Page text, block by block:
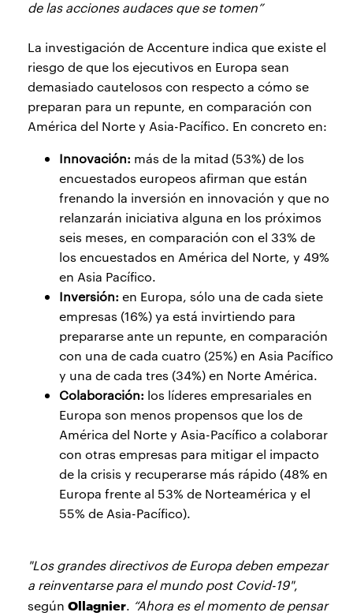
de las acciones audaces que se tomen”
La investigación de Accenture indica que existe el
riesgo de que los ejecutivos en Europa sean
demasiado cautelosos con respecto a cómo se
preparan para un repunte, en comparación con
América del Norte y Asia-Pacífico. En concreto en:
Innovación: más de la mitad (53%) de los
encuestados europeos afirman que están
frenando la inversión en innovación y que no
relanzarán iniciativa alguna en los próximos
seis meses, en comparación con el 33% de
los encuestados en América del Norte, y 49%
en Asia Pacífico.
Inversión: en Europa, sólo una de cada siete
empresas (16%) ya está invirtiendo para
prepararse ante un repunte, en comparación
con una de cada cuatro (25%) en Asia Pacífico
y una de cada tres (34%) en Norte América.
Colaboración: los líderes empresariales en
Europa son menos propensos que los de
América del Norte y Asia-Pacífico a colaborar
con otras empresas para mitigar el impacto
de la crisis y recuperarse más rápido (48% en
Europa frente al 53% de Norteamérica y el
55% de Asia-Pacífico).
"Los grandes directivos de Europa deben empezar
a reinventarse para el mundo post Covid-19",
según Ollagnier. “Ahora es el momento de pensar